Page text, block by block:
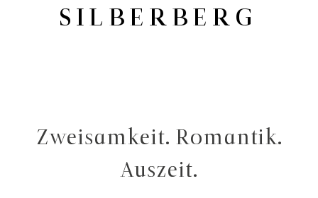
SILBERBERG
Zweisamkeit. Romantik.
Auszeit.